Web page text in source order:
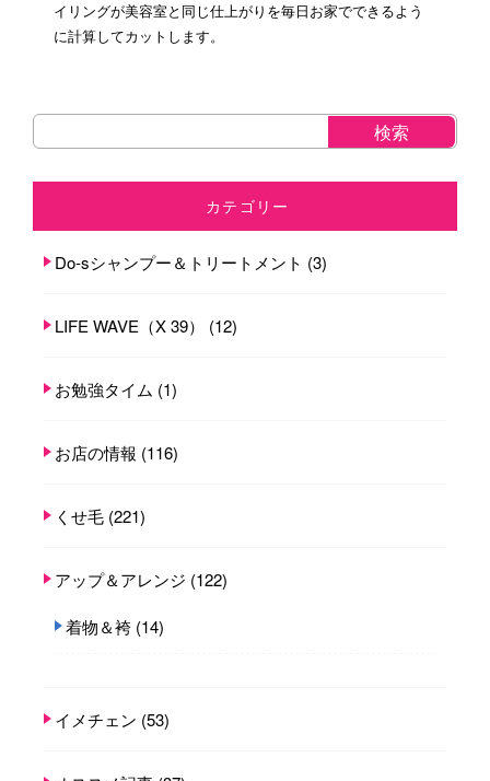
イリングが美容室と同じ仕上がりを毎日お家でできるよう
に計算してカットします。
カテゴリー
Do-sシャンプー＆トリートメント (3)
LIFE WAVE（X 39） (12)
お勉強タイム (1)
お店の情報 (116)
くせ毛 (221)
アップ＆アレンジ (122)
着物＆袴 (14)
イメチェン (53)